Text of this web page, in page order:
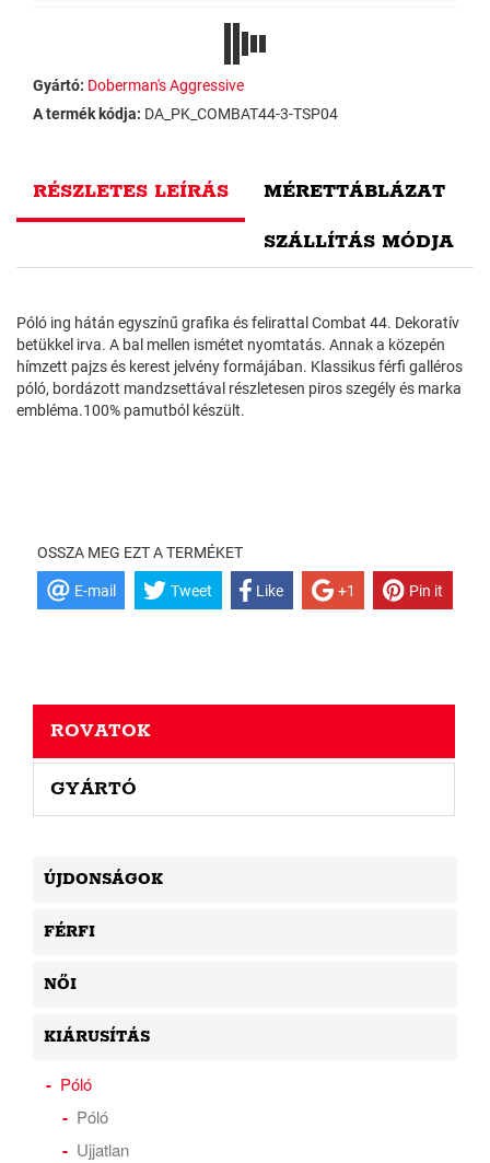
Gyártó: Doberman's Aggressive
A termék kódja: DA_PK_COMBAT44-3-TSP04
RÉSZLETES LEÍRÁS MÉRETTÁBLÁZAT
SZÁLLÍTÁS MÓDJA
Póló ing hátán egyszínű grafika és felirattal Combat 44. Dekoratív
betükkel irva. A bal mellen ismétet nyomtatás. Annak a közepén
hímzett pajzs és kerest jelvény formájában. Klassikus férfi galléros
póló, bordázott mandzsettával részletesen piros szegély és marka
embléma.100% pamutból készült.
OSSZA MEG EZT A TERMÉKET
E-mail Tweet Like +1 Pin it
ROVATOK
GYÁRTÓ
ÚJDONSÁGOK
FÉRFI
NŐI
KIÁRUSÍTÁS
Póló
Póló
Ujjatlan